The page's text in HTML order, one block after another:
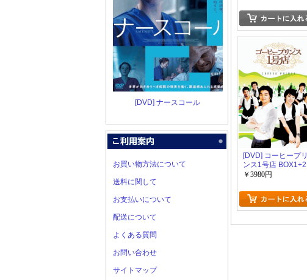
[DVD] ナースコール
お買い物方法について
送料に関して
お支払いについて
配送について
よくある質問
お問い合わせ
サイトマップ
[DVD] コーヒープリ
ンス1号店 BOX1+2
￥3980円